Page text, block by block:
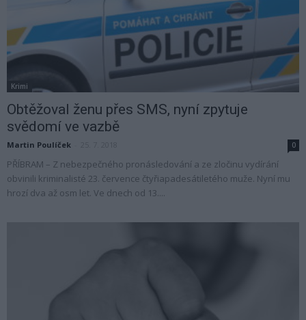
Krimi
Obtěžoval ženu přes SMS, nyní zpytuje
svědomí ve vazbě
Martin Poulíček 0
PŘÍBRAM – Z nebezpečného pronásledování a ze zločinu vydírání
obvinili kriminalisté 23. července čtyřiapadesátiletého muže. Nyní mu
hrozí dva až osm let. Ve dnech od 13....